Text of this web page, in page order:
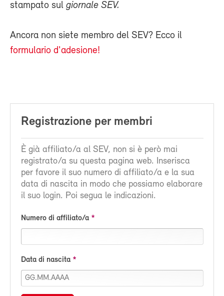
stampato sul giornale SEV.
Ancora non siete membro del SEV? Ecco il
formulario d'adesione!
Registrazione per membri
È già affiliato/a al SEV, non si è però mai
registrato/a su questa pagina web. Inserisca
per favore il suo numero di affiliato/a e la sua
data di nascita in modo che possiamo elaborare
il suo login. Poi segua le indicazioni.
Numero di affiliato/a
Data di nascita